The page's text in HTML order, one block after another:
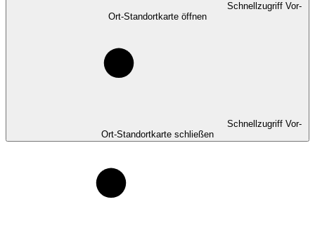
Schnellzugriff Vor-
Ort-Standortkarte öffnen
Schnellzugriff Vor-
Ort-Standortkarte schließen